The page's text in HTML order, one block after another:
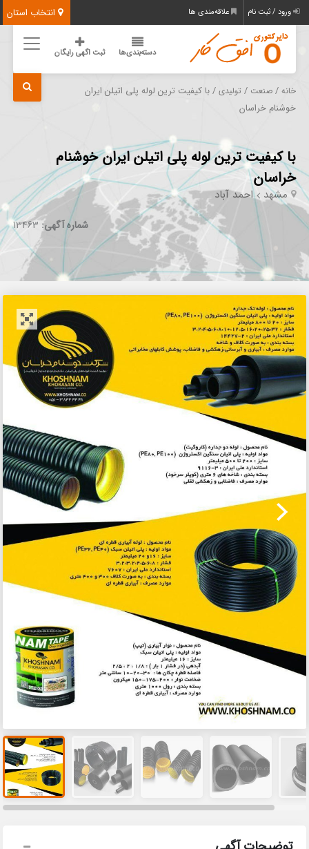
انتخاب استان ورود / ثبت نام علاقه‌مندی ها
دسته‌بندی‌ها ثبت اگهی رایگان
خانه /صنعت / تولیدی / با کیفیت ترین لوله پلی اتیلن ایران
خوشنام خراسان
با کیفیت ترین لوله پلی اتیلن ایران خوشنام
خراسان
مشهد احمد آباد
شماره آگهی: 13463